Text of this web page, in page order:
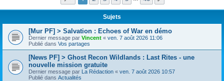
Sujets
[Mur PF] > Salvation : Echoes of War en démo
Dernier message par Vincent « ven. 7 août 2026 11:06
Publié dans Vos partages
[News PF] > Ghost Recon Wildlands : Last Rites - une
nouvelle mission gratuite
Dernier message par La Rédaction « ven. 7 août 2026 10:57
Publié dans Actualités